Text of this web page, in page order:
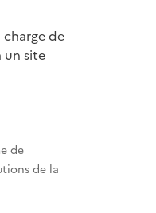
de
un site
de
de la